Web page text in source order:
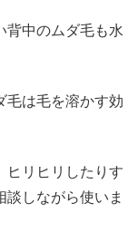
背中のムダ毛も水
毛は毛を溶かす効
ヒリヒリしたりす
談しながら使いま